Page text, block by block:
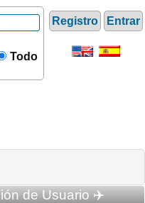
Registro Entrar
Todo
de Usuario ✈️